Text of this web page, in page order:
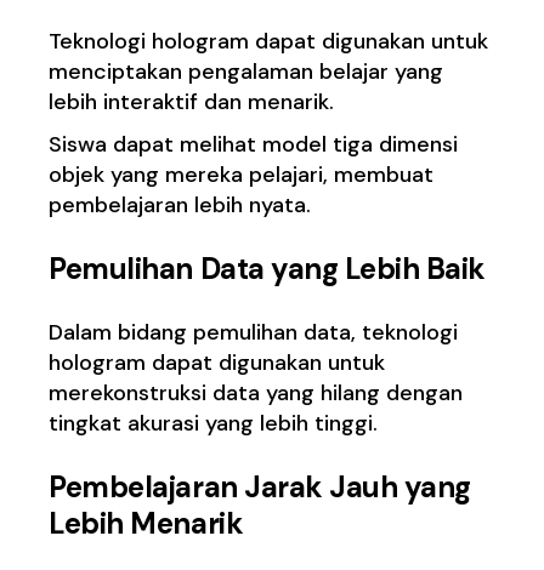
Teknologi hologram dapat digunakan untuk
menciptakan pengalaman belajar yang
lebih interaktif dan menarik.
Siswa dapat melihat model tiga dimensi
objek yang mereka pelajari, membuat
pembelajaran lebih nyata.
Pemulihan Data yang Lebih Baik
Dalam bidang pemulihan data, teknologi
hologram dapat digunakan untuk
merekonstruksi data yang hilang dengan
tingkat akurasi yang lebih tinggi.
Pembelajaran Jarak Jauh yang
Lebih Menarik